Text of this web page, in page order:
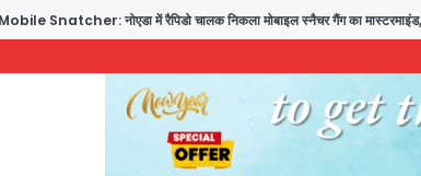
नोएडा में रैपिडो चालक निकला मोबाइल स्नैचर गैंग का मास्टरमाइंड, जीरा-बॉल